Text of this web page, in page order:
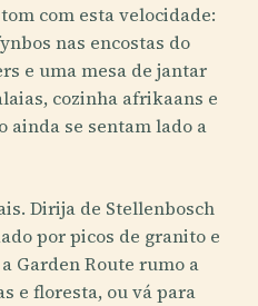
com esta velocidade:
nas encostas do
e uma mesa de jantar
cozinha afrikaans e
ainda se sentam lado a
Dirija de Stellenbosch
por picos de granito e
Garden Route rumo a
e floresta, ou vá para